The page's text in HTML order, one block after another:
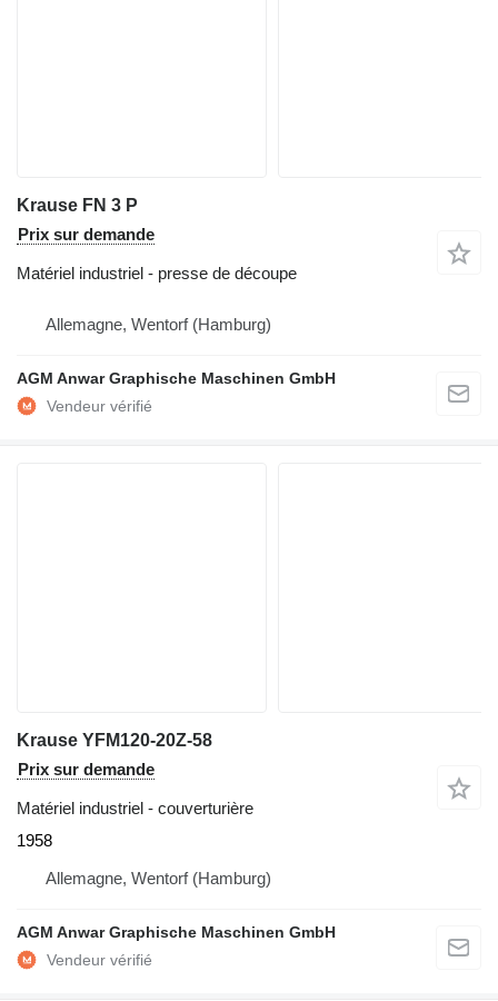
Krause FN 3 P
Prix sur demande
Matériel industriel - presse de découpe
Allemagne, Wentorf (Hamburg)
AGM Anwar Graphische Maschinen GmbH
Krause YFM120-20Z-58
Prix sur demande
Matériel industriel - couverturière
1958
Allemagne, Wentorf (Hamburg)
AGM Anwar Graphische Maschinen GmbH